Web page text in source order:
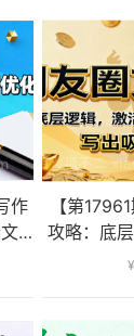
作
6
【第
攻略：底
圈，掌握 ¥